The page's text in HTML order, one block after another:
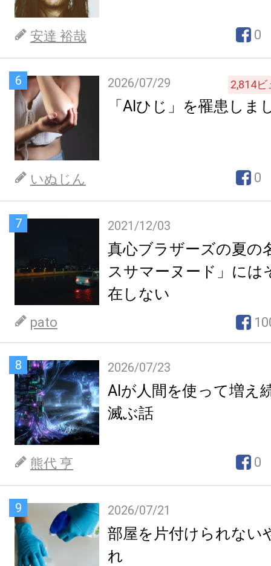
安達 裕哉 0
6 2026/07/29 2,814ビ
「AIひじ」を罹患しま
いぬじん 0
7 2021/12/03
真心ブラザーズの夏の
スサマーヌード」には
在しない
pato
8 2026/07/23
AIが人間を使って増え
滅ぶ話
熊代 亨 0
9 2026/07/21
部屋を片付けられない
れ